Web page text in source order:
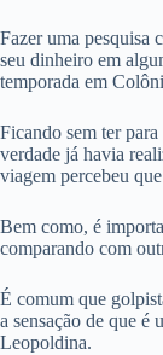
Fazer uma pesquisa
seu dinheiro em
temporada em
Ficando sem ter
verdade já havia
viagem percebeu
Bem como, é
comparando com
É comum que
a sensação de que é
Leopoldina.